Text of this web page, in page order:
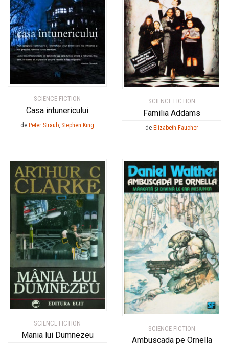
SCIENCE FICTION
Casa intunericului
de Peter Straub, Stephen King
SCIENCE FICTION
Familia Addams
de Elizabeth Faucher
SCIENCE FICTION
Mania lui Dumnezeu
SCIENCE FICTION
Ambuscada pe Ornella